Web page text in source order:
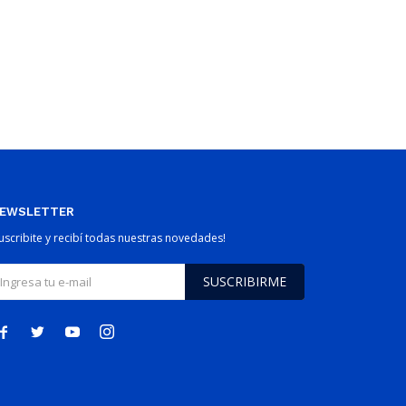
y recibí todas nuestras novedades!
SUSCRIBIRME
   